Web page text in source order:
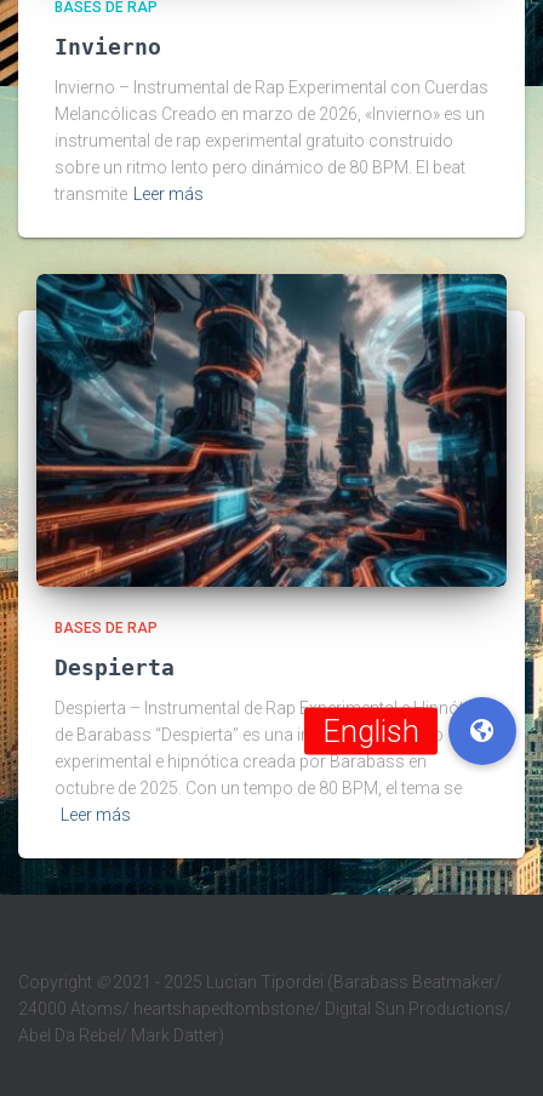
BASES DE RAP
Invierno
Invierno – Instrumental de Rap Experimental con Cuerdas
Melancólicas Creado en marzo de 2026, «Invierno» es un
instrumental de rap experimental gratuito construido
sobre un ritmo lento pero dinámico de 80 BPM. El beat
transmite Leer más
BASES DE RAP
Despierta
Despierta – Instrumental de Rap Experimental e Hipnótica
de Barabass “Despierta” es una instrumental de rap
experimental e hipnótica creada por Barabass en
octubre de 2025. Con un tempo de 80 BPM, el tema se
Leer más
Copyright ©2021 - 2025 Lucian Tipordei (Barabass Beatmaker/
24000 Atoms/ heartshapedtombstone/ Digital Sun Productions/
Abel Da Rebel/ Mark Datter)